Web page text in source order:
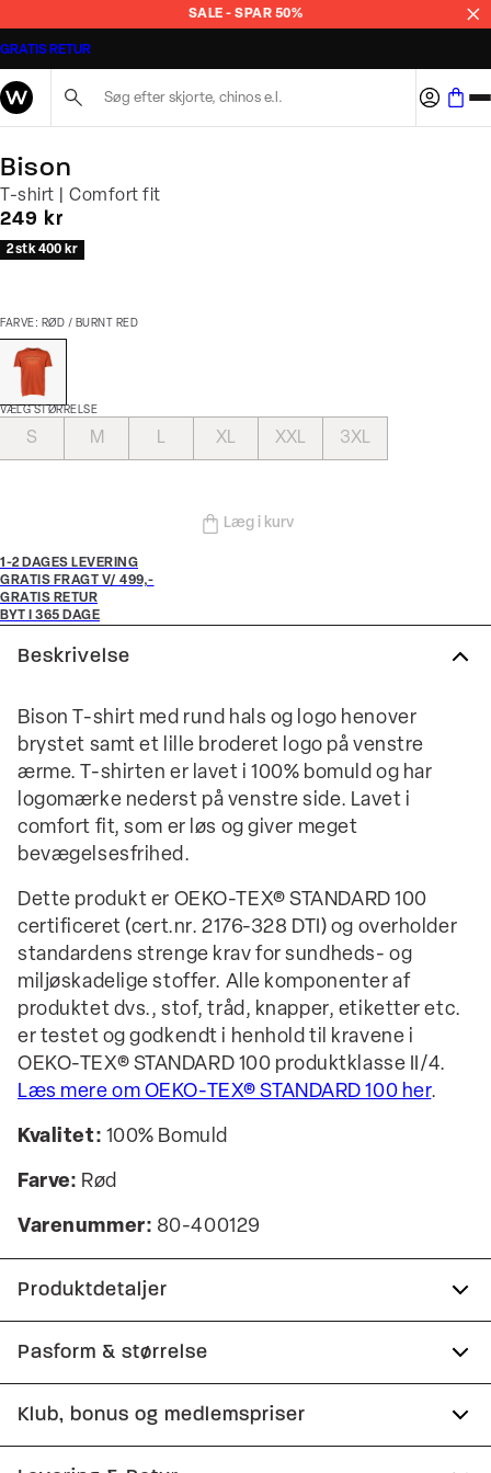
SALE - SPAR 50%
GRATIS RETUR
Bison
T-shirt | Comfort fit
I alt (inkl. rabat)
249 kr
2 stk 400 kr
FARVE: RØD / BURNT RED
VÆLG STØRRELSE
S M L XL XXL 3XL
Læg i kurv
1-2 DAGES LEVERING
GRATIS FRAGT V/ 499,-
GRATIS RETUR
BYT I 365 DAGE
Beskrivelse
Bison T-shirt med rund hals og logo henover
brystet samt et lille broderet logo på venstre
ærme. T-shirten er lavet i 100% bomuld og har
logomærke nederst på venstre side. Lavet i
comfort fit, som er løs og giver meget
bevægelsesfrihed.
Dette produkt er OEKO-TEX® STANDARD 100
certificeret (cert.nr. 2176-328 DTI) og overholder
standardens strenge krav for sundheds- og
miljøskadelige stoffer. Alle komponenter af
produktet dvs., stof, tråd, knapper, etiketter etc.
er testet og godkendt i henhold til kravene i
OEKO-TEX® STANDARD 100 produktklasse II/4.
Læs mere om OEKO-TEX® STANDARD 100 her.
Kvalitet: 100% Bomuld
Farve: Rød
Varenummer: 80-400129
Produktdetaljer
Logo på venstre ærme.
Logomærke nederst på venstre side.
Logo printet henover brystet.
Pasform & størrelse
Fit:Comfort fit
Klub, bonus og medlemspriser